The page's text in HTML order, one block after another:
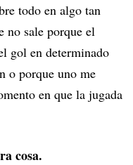
todo en algo tan
no sale porque el
gol en determinado
o porque uno me
en que la jugada
cosa.